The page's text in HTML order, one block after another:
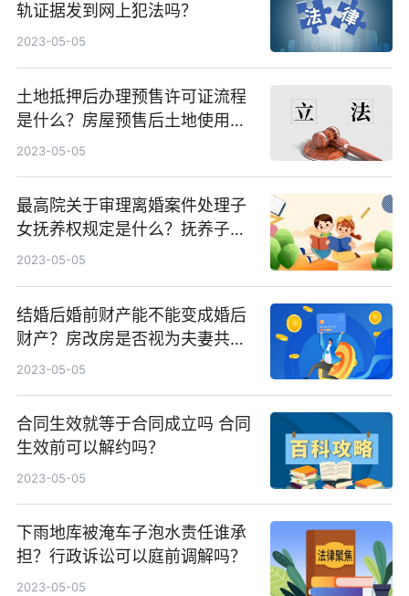
轨证据发到网上犯法吗？
2023-05-05
土地抵押后办理预售许可证流程
是什么？房屋预售后土地使用权
可否抵押？
2023-05-05
最高院关于审理离婚案件处理子
女抚养权规定是什么？抚养子女
的条件有哪些要求？
2023-05-05
结婚后婚前财产能不能变成婚后
财产？房改房是否视为夫妻共同
财产？
2023-05-05
合同生效就等于合同成立吗 合同
生效前可以解约吗？
2023-05-05
下雨地库被淹车子泡水责任谁承
担？行政诉讼可以庭前调解吗？
2023-05-05